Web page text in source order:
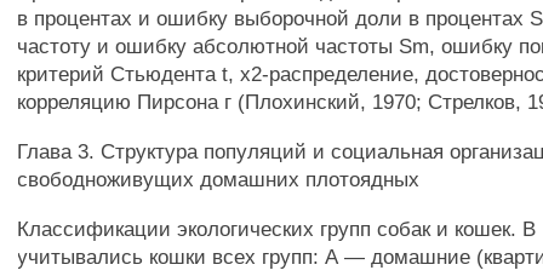
в процентах и ошибку выборочной доли в процентах
частоту и ошибку абсолютной частоты Sm, ошибку
критерий Стьюдента t, х2-распределение,
корреляцию Пирсона г (Плохинский, 1970; Стрелков,
Глава 3. Структура популяций и социальная
свободноживущих домашних плотоядных
Классификации экологических групп собак и кошек.
учитывались кошки всех групп: А — домашние